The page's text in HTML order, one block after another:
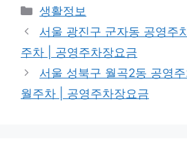
카
테
고
리
생활정보
서울 광진구 군자동 공영주
주차 | 공영주차장요금
서울 성북구 월곡2동 공영주
월주차 | 공영주차장요금